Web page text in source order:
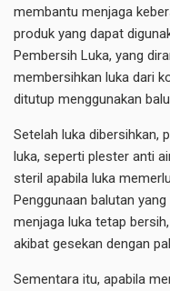
membantu menjaga
produk yang dapat
Pembersih Luka, yang
membersihkan luka dari
ditutup menggunakan
Setelah luka dibersihkan,
luka, seperti plester anti
steril apabila luka
Penggunaan balutan
menjaga luka tetap
akibat gesekan dengan
Sementara itu, apabila